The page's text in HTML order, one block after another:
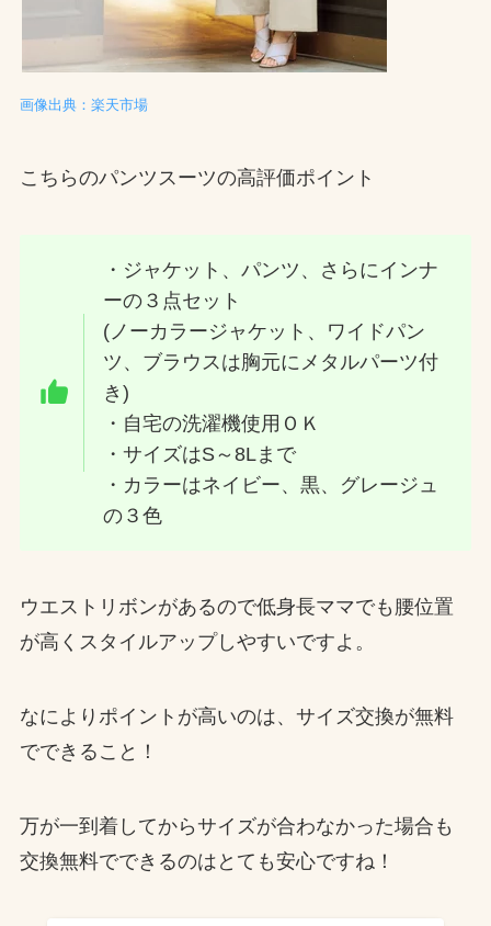
画像出典：楽天市場
こちらのパンツスーツの高評価ポイント
・ジャケット、パンツ、さらにインナ
ーの３点セット
(ノーカラージャケット、ワイドパン
ツ、ブラウスは胸元にメタルパーツ付
き)
・自宅の洗濯機使用ＯＫ
・サイズはS～8Lまで
・カラーはネイビー、黒、グレージュ
の３色
ウエストリボンがあるので低身長ママでも腰位置
が高くスタイルアップしやすいですよ。
なによりポイントが高いのは、サイズ交換が無料
でできること！
万が一到着してからサイズが合わなかった場合も
交換無料でできるのはとても安心ですね！